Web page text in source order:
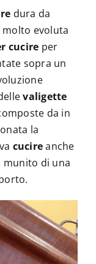
dura da
molto evoluta
cucire per
sopra un
valigette
da in
la
cucireanche
munito di una